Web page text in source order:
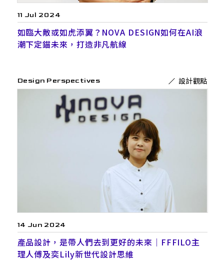
11 Jul 2024
如臨大敵或如虎添翼？NOVA DESIGN如何在AI浪
潮下定錨未來，打造非凡航線
Design Perspectives 設計觀點
14 Jun 2024
產品設計，是帶人們去到更好的未來｜FFFILO主
理人傅及奕Lily新世代設計思維